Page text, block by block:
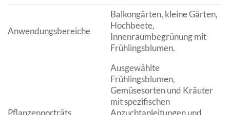
Anwendungsbereiche
Balkongärten, kleine Gärten,
Hochbeete,
Innenraumbegrünung mit
Frühlingsblumen.
Pflanzenporträts
Ausgewählte
Frühlingsblumen,
Gemüsesorten und Kräuter
mit spezifischen
Anzuchtanleitungen und